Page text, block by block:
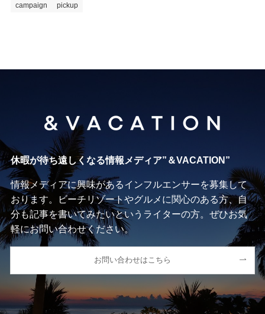
campaign pickup
休暇が待ち遠しくなる情報メディア”＆VACATION”
情報メディアに興味があるインフルエンサーを募集して
おります。ビーチリゾートやグルメに関心のある方、自
分も記事を書いてみたいというライターの方。ぜひお気
軽にお問い合わせください。
お問い合わせはこちら